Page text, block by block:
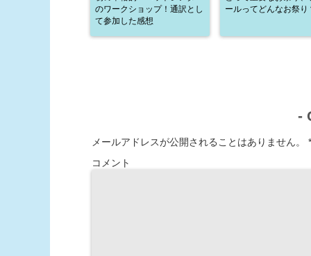
のワークショップ！通訳とし
て参加した感想
ールってどんなお祭り
-
メールアドレスが公開されることはありません。
*
コメント